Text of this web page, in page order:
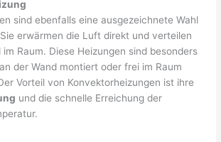
sind ebenfalls eine ausgezeichnete Wahl
erwärmen die Luft direkt und verteilen
Raum. Diese Heizungen sind besonders
der Wand montiert oder frei im Raum
Vorteil von Konvektorheizungen ist ihre
und die schnelle Erreichung der